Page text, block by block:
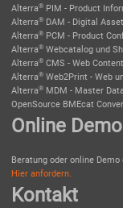
Alterra® PIM - Product
Alterra® DAM - Digital
Alterra® PCM - Product
Alterra® Webcatalog und
Alterra® CMS - Web
Alterra® Web2Print - Web
Alterra® MDM - Master
OpenSource BMEcat
Online Demo
Beratung oder online
Hier anfordern.
Kontakt